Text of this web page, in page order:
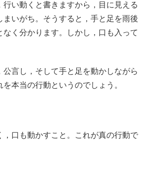
行い動くと書きますから，目に見える
まいがち。そうすると，手と足を雨後
なく分かります。しかし，口も入って
公言し，そして手と足を動かしながら
本当の行動というのでしょう。
，口も動かすこと。これが真の行動で